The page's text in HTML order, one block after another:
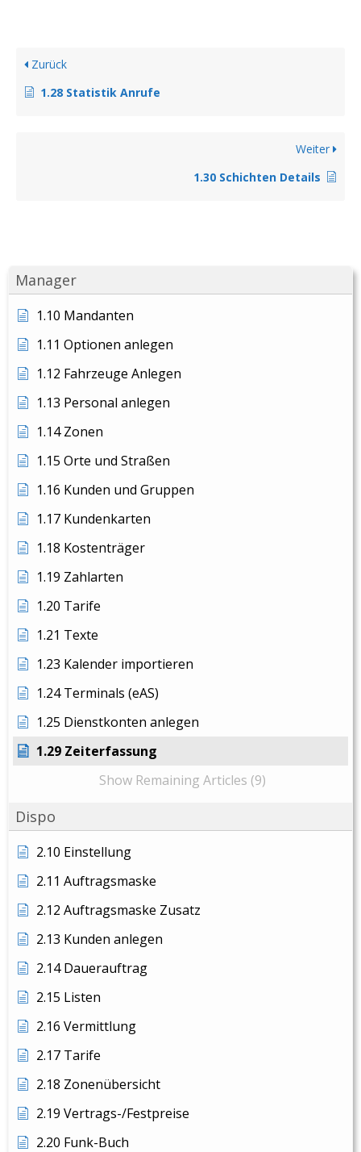
Manager
1.10 Mandanten
1.11 Optionen anlegen
1.12 Fahrzeuge Anlegen
1.13 Personal anlegen
1.14 Zonen
1.15 Orte und Straßen
1.16 Kunden und Gruppen
1.17 Kundenkarten
1.18 Kostenträger
1.19 Zahlarten
1.20 Tarife
1.21 Texte
1.23 Kalender importieren
1.24 Terminals (eAS)
1.25 Dienstkonten anlegen
1.29 Zeiterfassung
Show Remaining Articles (9)
Dispo
2.10 Einstellung
2.11 Auftragsmaske
2.12 Auftragsmaske Zusatz
2.13 Kunden anlegen
2.14 Dauerauftrag
2.15 Listen
2.16 Vermittlung
2.17 Tarife
2.18 Zonenübersicht
2.19 Vertrags-/Festpreise
2.20 Funk-Buch
Zurück
1.28 Statistik Anrufe
Weiter
1.30 Schichten Details